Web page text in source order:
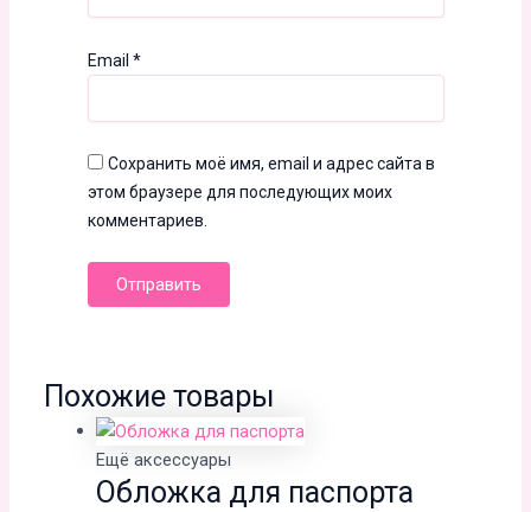
Email *
Сохранить моё имя, email и адрес сайта в
этом браузере для последующих моих
комментариев.
Похожие товары
Ещё аксессуары
Обложка для паспорта